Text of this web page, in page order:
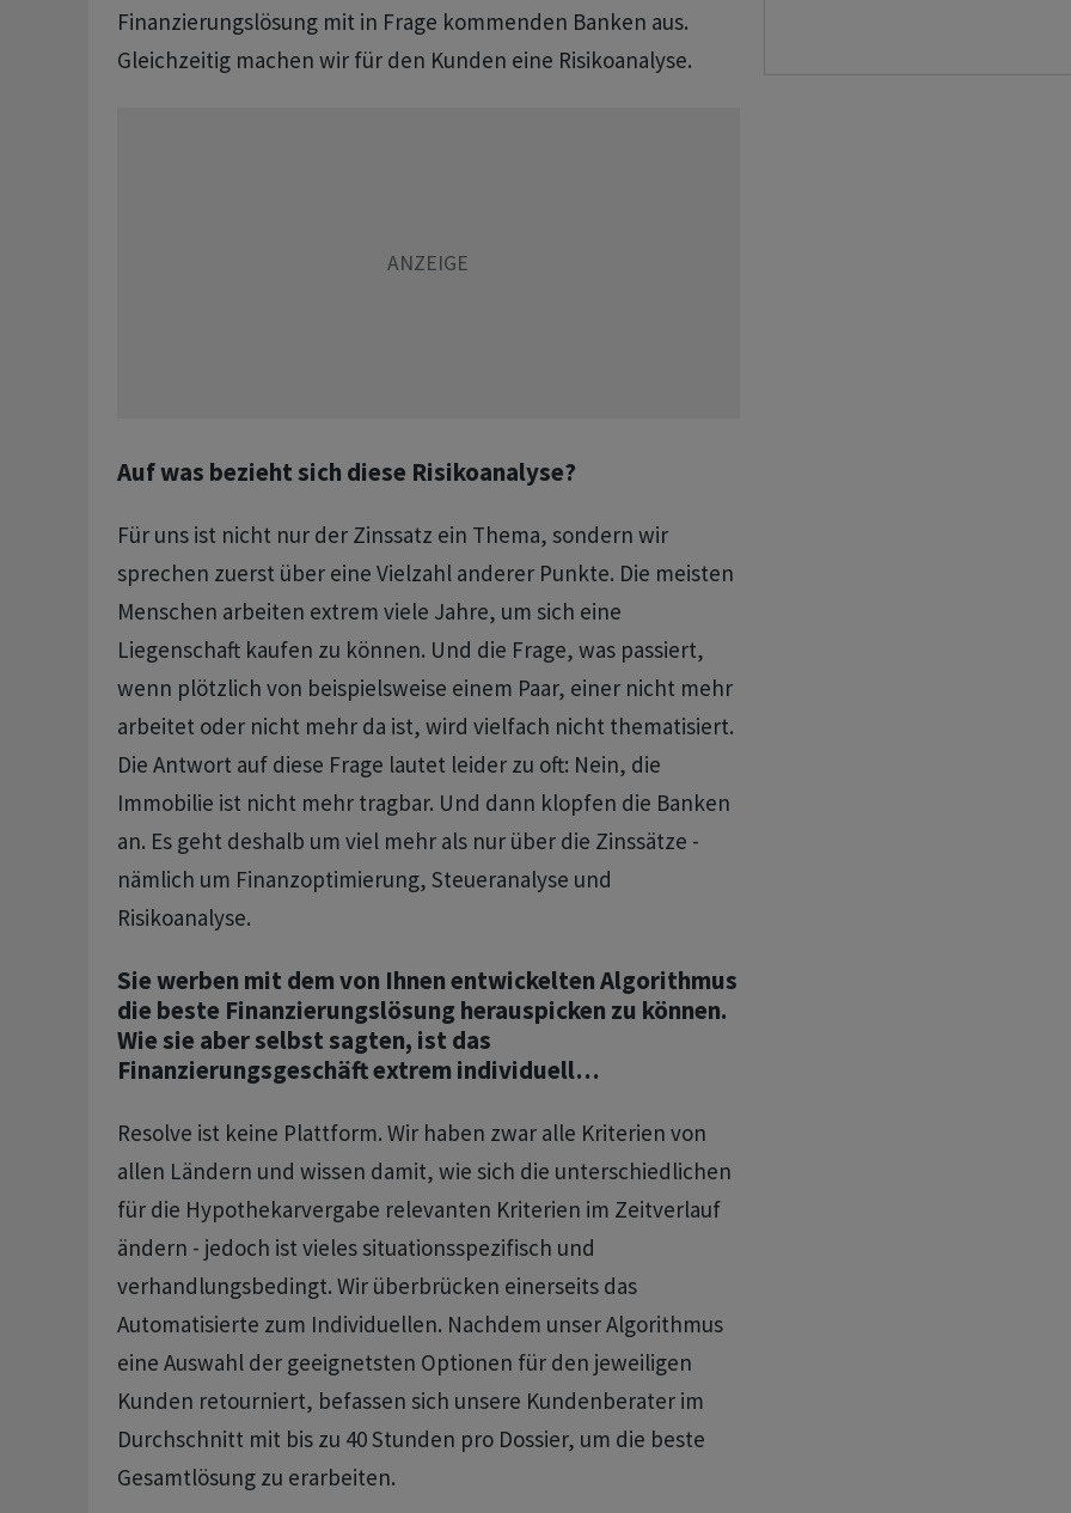
Finanzierungslösung mit in Frage kommenden Banken aus.
Gleichzeitig machen wir für den Kunden eine Risikoanalyse.
Auf was bezieht sich diese Risikoanalyse?
Für uns ist nicht nur der Zinssatz ein Thema, sondern wir
sprechen zuerst über eine Vielzahl anderer Punkte. Die meisten
Menschen arbeiten extrem viele Jahre, um sich eine
Liegenschaft kaufen zu können. Und die Frage, was passiert,
wenn plötzlich von beispielsweise einem Paar, einer nicht mehr
arbeitet oder nicht mehr da ist, wird vielfach nicht thematisiert.
Die Antwort auf diese Frage lautet leider zu oft: Nein, die
Immobilie ist nicht mehr tragbar. Und dann klopfen die Banken
an. Es geht deshalb um viel mehr als nur über die Zinssätze -
nämlich um Finanzoptimierung, Steueranalyse und
Risikoanalyse.
Sie werben mit dem von Ihnen entwickelten Algorithmus
die beste Finanzierungslösung herauspicken zu können.
Wie sie aber selbst sagten, ist das
Finanzierungsgeschäft extrem individuell…
Resolve ist keine Plattform. Wir haben zwar alle Kriterien von
allen Ländern und wissen damit, wie sich die unterschiedlichen
für die Hypothekarvergabe relevanten Kriterien im Zeitverlauf
ändern - jedoch ist vieles situationsspezifisch und
verhandlungsbedingt. Wir überbrücken einerseits das
Automatisierte zum Individuellen. Nachdem unser Algorithmus
eine Auswahl der geeignetsten Optionen für den jeweiligen
Kunden retourniert, befassen sich unsere Kundenberater im
Durchschnitt mit bis zu 40 Stunden pro Dossier, um die beste
Gesamtlösung zu erarbeiten.